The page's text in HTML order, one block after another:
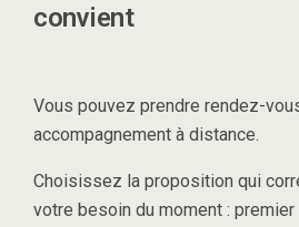
convient
Vous pouvez prendre rendez-
accompagnement à distance.
Choisissez la proposition qui
votre besoin du moment : premier